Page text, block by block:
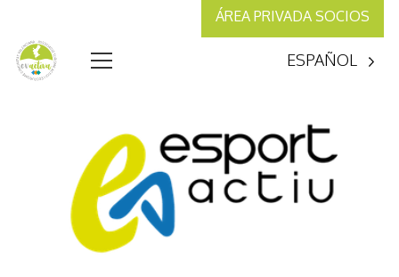
ÁREA PRIVADA SOCIOS
ESPAÑOL